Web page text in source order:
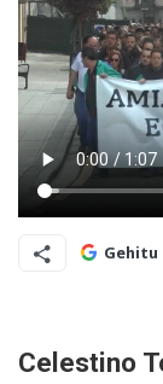
Gehitu
Celestino